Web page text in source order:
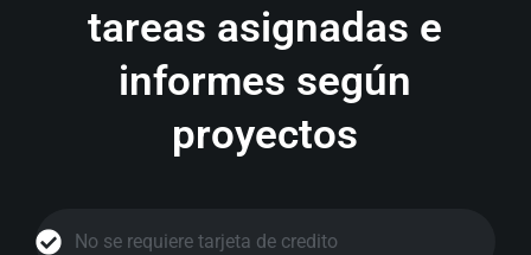
tareas asignadas e
informes según
proyectos
No se requiere tarjeta de credito